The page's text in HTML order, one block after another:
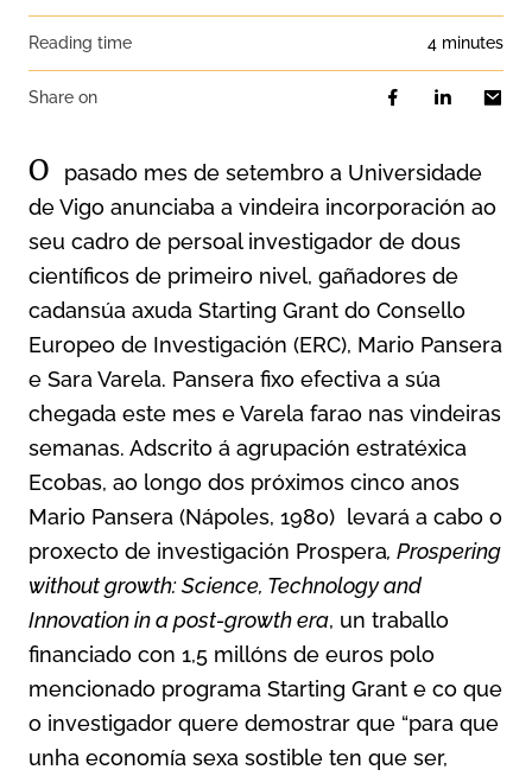
Reading time 4 minutes
Share on
O
pasado mes de setembro a Universidade
de Vigo anunciaba a vindeira incorporación ao
seu cadro de persoal investigador de dous
científicos de primeiro nivel, gañadores de
cadansúa axuda Starting Grant do Consello
Europeo de Investigación (ERC), Mario Pansera
e Sara Varela. Pansera fixo efectiva a súa
chegada este mes e Varela farao nas vindeiras
semanas. Adscrito á agrupación estratéxica
Ecobas, ao longo dos próximos cinco anos
Mario Pansera (Nápoles, 1980) levará a cabo o
proxecto de investigación Prospera, Prospering
without growth: Science, Technology and
Innovation in a post-growth era, un traballo
financiado con 1,5 millóns de euros polo
mencionado programa Starting Grant e co que
o investigador quere demostrar que “para que
unha economía sexa sostible ten que ser,